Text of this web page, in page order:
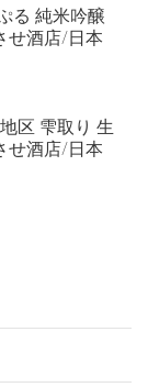
る 純米吟醸
せ酒店/日本
区 雫取り 生
せ酒店/日本